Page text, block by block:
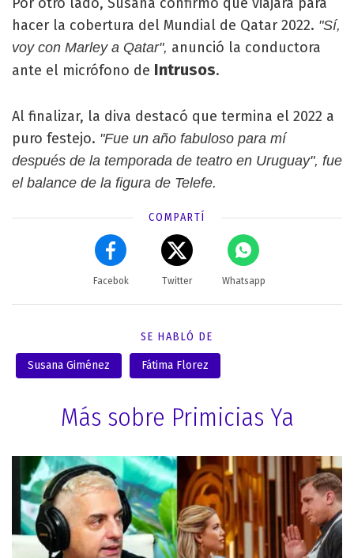
hacer la cobertura del Mundial de Qatar 2022. "Sí,
voy con Marley a Qatar", anunció la conductora
ante el micrófono de Intrusos.
Al finalizar, la diva destacó que termina el 2022 a
puro festejo. "Fue un año fabuloso para mí
después de la temporada de teatro en Uruguay", fue
el balance de la figura de Telefe.
COMPARTÍ
Facebok Twitter Whatsapp
SE HABLÓ DE
Susana Giménez Fátima Florez
Más sobre Primicias Ya